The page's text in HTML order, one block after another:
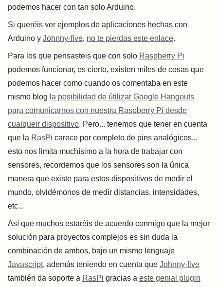
podemos hacer con tan solo Arduino.
Si queréis ver ejemplos de aplicaciones hechas con
Arduino y Johnny-five, no te pierdas este enlace.
Para los que pensasteis que con solo Raspberry Pi
podemos funcionar, es cierto, existen miles de cosas que
podemos hacer como cuando os comentaba en este
mismo blog la posibilidad de útilizar Google Hangouts
para comunicarnos con nuestra Raspberry Pi desde
cualqueir dispositivo. Pero... tenemos que tener en cuenta
que la RasPi carece por completo de pins analógicos...
esto nos limita muchísimo a la hora de trabajar con
sensores, recordemos que los sensores son la única
manera que existe para estos dispositivos de medir el
mundo, olvidémonos de medir distancias, intensidades,
etc...
Así que muchos estaréis de acuerdo conmigo que la mejor
solución para proyectos complejos es sin duda la
combinación de ambos, bajo un mismo lenguaje
Javascript, además teniendo en cuenta que Johnny-five
también da soporte a RasPi gracias a este genial plugin